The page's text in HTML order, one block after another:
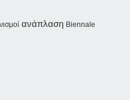
ανάπλαση Biennale